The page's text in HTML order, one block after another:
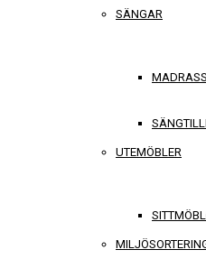
SÄNGAR
UTEMÖBLER